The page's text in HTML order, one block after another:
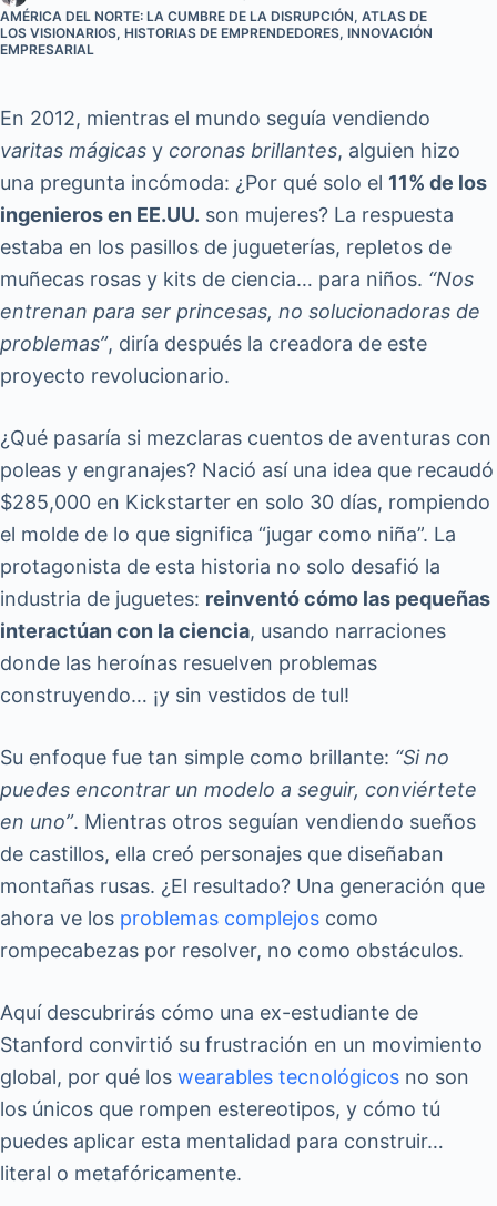
AMÉRICA DEL NORTE: LA CUMBRE DE LA DISRUPCIÓN, ATLAS DE
LOS VISIONARIOS, HISTORIAS DE EMPRENDEDORES, INNOVACIÓN
EMPRESARIAL
En 2012, mientras el mundo seguía vendiendo
varitas mágicas y coronas brillantes, alguien hizo
una pregunta incómoda: ¿Por qué solo el 11% de los
ingenieros en EE.UU. son mujeres? La respuesta
estaba en los pasillos de jugueterías, repletos de
muñecas rosas y kits de ciencia… para niños. “Nos
entrenan para ser princesas, no solucionadoras de
problemas”, diría después la creadora de este
proyecto revolucionario.
¿Qué pasaría si mezclaras cuentos de aventuras con
poleas y engranajes? Nació así una idea que recaudó
$285,000 en Kickstarter en solo 30 días, rompiendo
el molde de lo que significa “jugar como niña”. La
protagonista de esta historia no solo desafió la
industria de juguetes: reinventó cómo las pequeñas
interactúan con la ciencia, usando narraciones
donde las heroínas resuelven problemas
construyendo… ¡y sin vestidos de tul!
Su enfoque fue tan simple como brillante: “Si no
puedes encontrar un modelo a seguir, conviértete
en uno”. Mientras otros seguían vendiendo sueños
de castillos, ella creó personajes que diseñaban
montañas rusas. ¿El resultado? Una generación que
ahora ve los problemas complejos como
rompecabezas por resolver, no como obstáculos.
Aquí descubrirás cómo una ex-estudiante de
Stanford convirtió su frustración en un movimiento
global, por qué los wearables tecnológicos no son
los únicos que rompen estereotipos, y cómo tú
puedes aplicar esta mentalidad para construir…
literal o metafóricamente.